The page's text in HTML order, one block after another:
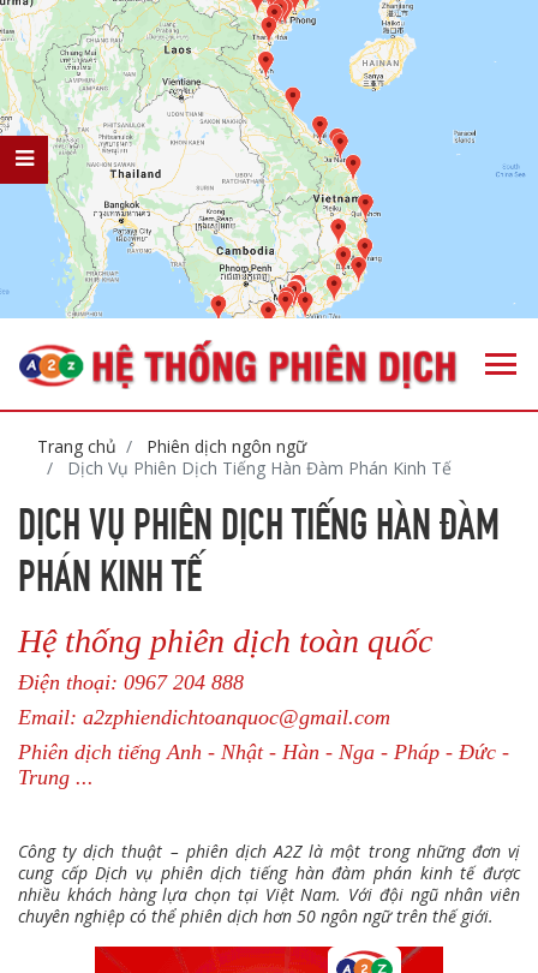
Trang chủ
Phiên dịch ngôn ngữ
Dịch Vụ Phiên Dịch Tiếng Hàn Đàm Phán Kinh Tế
DỊCH VỤ PHIÊN DỊCH TIẾNG HÀN ĐÀM
PHÁN KINH TẾ
Hệ thống phiên dịch toàn quốc
Điện thoại: 0967 204 888
Email: a2zphiendichtoanquoc@gmail.com
Phiên dịch tiếng Anh - Nhật - Hàn - Nga - Pháp - Đức -
Trung ...
Công ty dịch thuật – phiên dịch A2Z là một trong những đơn vị
cung cấp Dịch vụ phiên dịch tiếng hàn đàm phán kinh tế được
nhiều khách hàng lựa chọn tại Việt Nam. Với đội ngũ nhân viên
chuyên nghiệp có thể phiên dịch hơn 50 ngôn ngữ trên thế giới.